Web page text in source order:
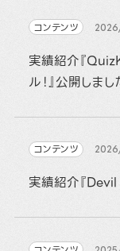
コンテンツ
実績紹介『
ル！』公開しまし
コンテンツ
実績紹介『